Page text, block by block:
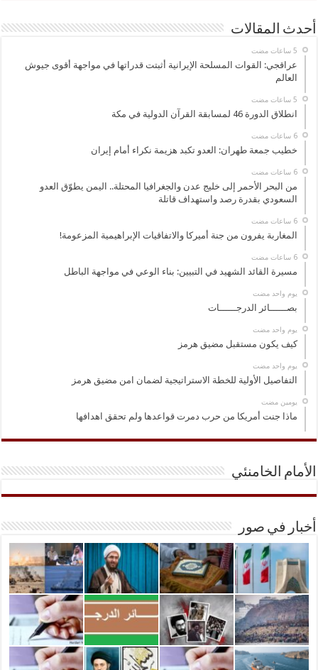
أحدث المقالات
عراقجي: القوات المسلحة الإيرانية أثبتت قدراتها في مواجهة أقوى جيوش
العالم
انطلاق الدورة 46 لمسابقة القرآن الدولية في مكة
‏6 ساعات مضت
خطيب جمعة طهران: العدو تكبد هزيمة نكراء أمام إيران
‏6 ساعات مضت
من البحر الأحمر إلى خليج عدن والجغرافيا المحتلة.. اليمن يطوّق العدو
السعودي بقدرة رصد واستهداف قاتلة
‏6 ساعات مضت
المغاربة يفرون من جنة أميركا والاتفاقيات الإبراهيمية المزعومة!
‏6 ساعات مضت
مسيرة القائد الشهيد في التبيين: بناء الوعي في مواجهة الباطل
‏يوم واحد مضت
بصــــــائر الدرجــــــات
‏يوم واحد مضت
كيف يكون مستقبل مضيق هرمز
‏يوم واحد مضت
التفاصيل الأولية للخطة الاستراتيجية لضمان امن مضيق هرمز
‏يومين مضت
ماذا جنت أمريكا من حرب دمرت قواعدها ولم تحقق اهدافها
الأمام الخامنئي
أخبار في صور